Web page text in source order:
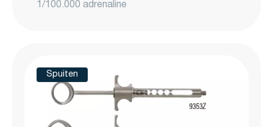
1/100.000 adrenaline
Spuiten